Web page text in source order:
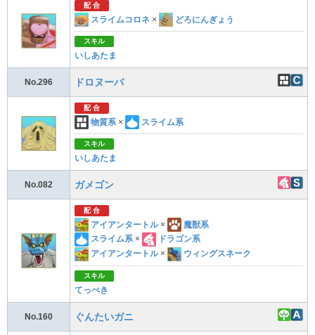
配 合
スライムコロネ × どろにんぎょう
スキル
いしあたま
No.296 ドロヌーバ
配 合
物質系 × スライム系
スキル
いしあたま
No.082 ガメゴン
配 合
アイアンタートル ×
魔獣系
スライム系 ×
ドラゴン系
アイアンタートル × ウィングスネーク
スキル
てっぺき
No.160 ぐんたいガニ